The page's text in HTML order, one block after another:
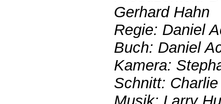
Gerhard Hahn
Regie: Daniel
Buch: Daniel
Kamera:
Schnitt:
Musik: Larry